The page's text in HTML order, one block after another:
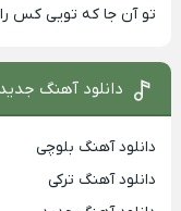
تو آن جا که تویی کس
دانلود آهنگ جدید
دانلود آهنگ بلوچی
دانلود آهنگ ترکی